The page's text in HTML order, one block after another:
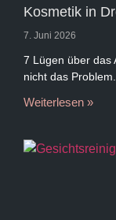
Kosmetik in
7. Juni 2026
7 Lügen über das
nicht das
Weiterlesen »